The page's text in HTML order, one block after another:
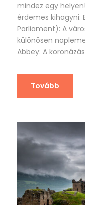
mindez egy
érdemes kihagyni:
Parliament): A
különösen
Abbey: A
Tovább